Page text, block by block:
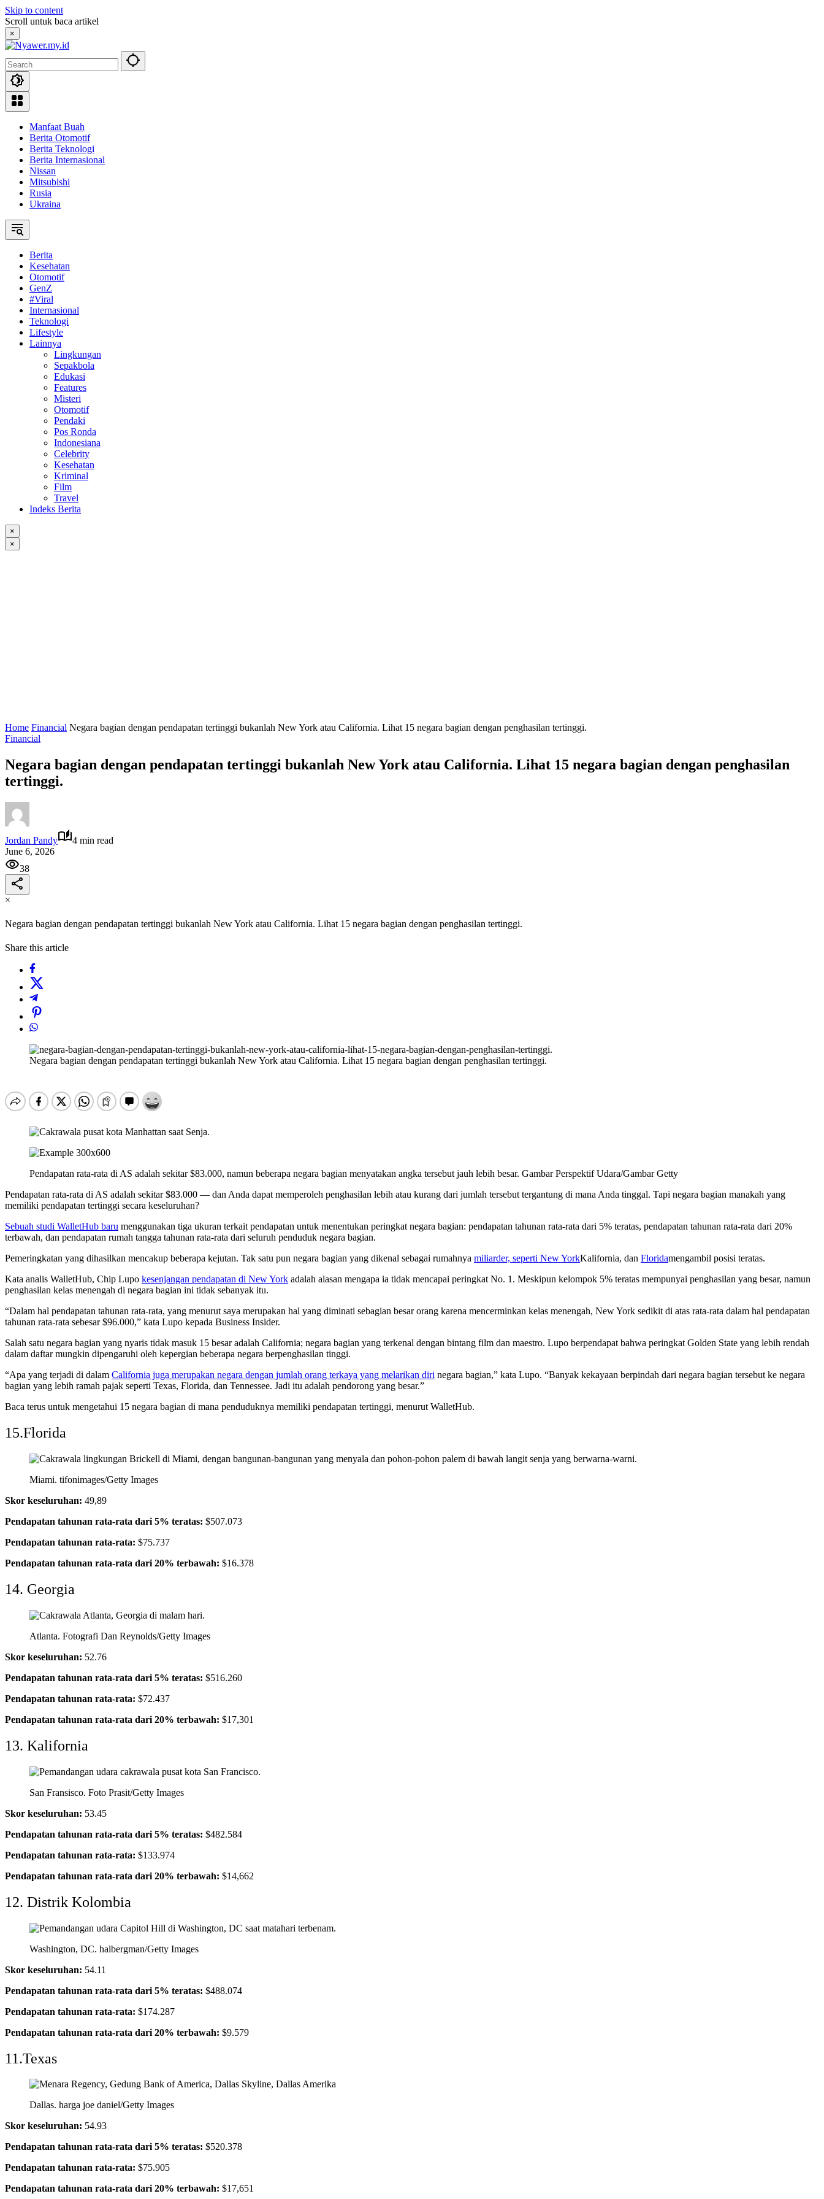
Skip to content
Scroll untuk baca artikel
×
Manfaat Buah
Berita Otomotif
Berita Teknologi
Berita Internasional
Nissan
Mitsubishi
Rusia
Ukraina
Berita
Kesehatan
Otomotif
GenZ
#Viral
Internasional
Teknologi
Lifestyle
Lainnya
Lingkungan
Sepakbola
Edukasi
Features
Misteri
Otomotif
Pendaki
Pos Ronda
Indonesiana
Celebrity
Kesehatan
Kriminal
Film
Travel
Indeks Berita
×
×
Home Financial Negara bagian dengan pendapatan tertinggi bukanlah New York atau California. Lihat 15 negara bagian dengan penghasilan tertinggi.
Financial
Negara bagian dengan pendapatan tertinggi bukanlah New York atau California. Lihat 15 negara bagian dengan penghasilan
tertinggi.
Jordan Pandy
4 min read
June 6, 2026
38
×
Negara bagian dengan pendapatan tertinggi bukanlah New York atau California. Lihat 15 negara bagian dengan penghasilan tertinggi.
Share this article
Negara bagian dengan pendapatan tertinggi bukanlah New York atau California. Lihat 15 negara bagian dengan penghasilan tertinggi.
Pendapatan rata-rata di AS adalah sekitar $83.000, namun beberapa negara bagian menyatakan angka tersebut jauh lebih besar. Gambar Perspektif Udara/Gambar Getty
Pendapatan rata-rata di AS adalah sekitar $83.000 — dan Anda dapat memperoleh penghasilan lebih atau kurang dari jumlah tersebut tergantung di mana Anda tinggal. Tapi negara bagian manakah yang
memiliki pendapatan tertinggi secara keseluruhan?
Sebuah studi WalletHub baru menggunakan tiga ukuran terkait pendapatan untuk menentukan peringkat negara bagian: pendapatan tahunan rata-rata dari 5% teratas, pendapatan tahunan rata-rata dari 20%
terbawah, dan pendapatan rumah tangga tahunan rata-rata dari seluruh penduduk negara bagian.
Pemeringkatan yang dihasilkan mencakup beberapa kejutan. Tak satu pun negara bagian yang dikenal sebagai rumahnya miliarder, seperti New YorkKalifornia, dan Floridamengambil posisi teratas.
Kata analis WalletHub, Chip Lupo kesenjangan pendapatan di New York adalah alasan mengapa ia tidak mencapai peringkat No. 1. Meskipun kelompok 5% teratas mempunyai penghasilan yang besar, namun
penghasilan kelas menengah di negara bagian ini tidak sebanyak itu.
“Dalam hal pendapatan tahunan rata-rata, yang menurut saya merupakan hal yang diminati sebagian besar orang karena mencerminkan kelas menengah, New York sedikit di atas rata-rata dalam hal pendapatan
tahunan rata-rata sebesar $96.000,” kata Lupo kepada Business Insider.
Salah satu negara bagian yang nyaris tidak masuk 15 besar adalah California; negara bagian yang terkenal dengan bintang film dan maestro. Lupo berpendapat bahwa peringkat Golden State yang lebih rendah
dalam daftar mungkin dipengaruhi oleh kepergian beberapa negara berpenghasilan tinggi.
“Apa yang terjadi di dalam California juga merupakan negara dengan jumlah orang terkaya yang melarikan diri negara bagian,” kata Lupo. “Banyak kekayaan berpindah dari negara bagian tersebut ke negara
bagian yang lebih ramah pajak seperti Texas, Florida, dan Tennessee. Jadi itu adalah pendorong yang besar.”
Baca terus untuk mengetahui 15 negara bagian di mana penduduknya memiliki pendapatan tertinggi, menurut WalletHub.
15.Florida
Miami. tifonimages/Getty Images
Skor keseluruhan: 49,89
Pendapatan tahunan rata-rata dari 5% teratas: $507.073
Pendapatan tahunan rata-rata: $75.737
Pendapatan tahunan rata-rata dari 20% terbawah: $16.378
14. Georgia
Atlanta. Fotografi Dan Reynolds/Getty Images
Skor keseluruhan: 52.76
Pendapatan tahunan rata-rata dari 5% teratas: $516.260
Pendapatan tahunan rata-rata: $72.437
Pendapatan tahunan rata-rata dari 20% terbawah: $17,301
13. Kalifornia
San Fransisco. Foto Prasit/Getty Images
Skor keseluruhan: 53.45
Pendapatan tahunan rata-rata dari 5% teratas: $482.584
Pendapatan tahunan rata-rata: $133.974
Pendapatan tahunan rata-rata dari 20% terbawah: $14,662
12. Distrik Kolombia
Washington, DC. halbergman/Getty Images
Skor keseluruhan: 54.11
Pendapatan tahunan rata-rata dari 5% teratas: $488.074
Pendapatan tahunan rata-rata: $174.287
Pendapatan tahunan rata-rata dari 20% terbawah: $9.579
11.Texas
Dallas. harga joe daniel/Getty Images
Skor keseluruhan: 54.93
Pendapatan tahunan rata-rata dari 5% teratas: $520.378
Pendapatan tahunan rata-rata: $75.905
Pendapatan tahunan rata-rata dari 20% terbawah: $17,651